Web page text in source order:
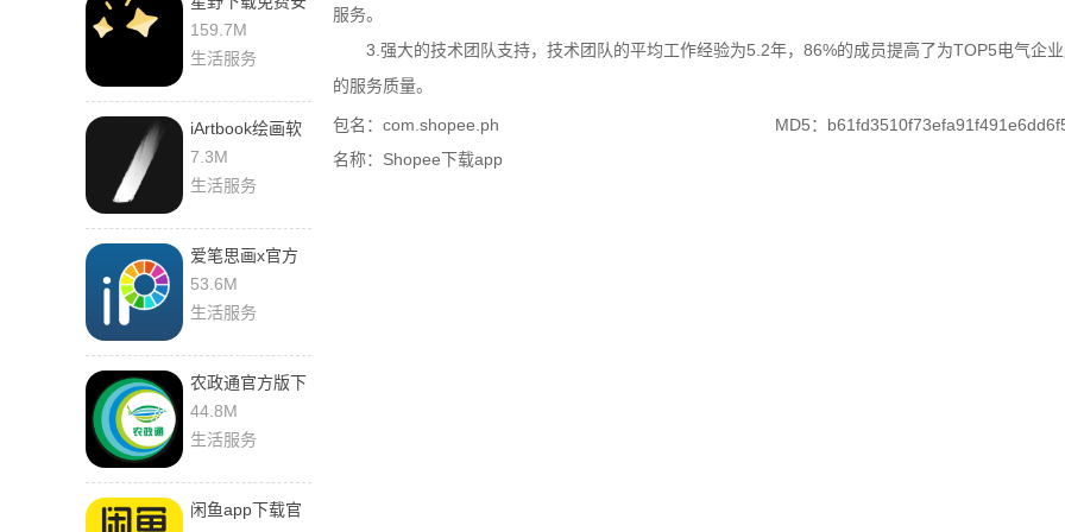
卓免登录
159.7M
生活服务
iArtbook绘画软
件下载
7.3M
生活服务
爱笔思画x官方
正版安装包
53.6M
生活服务
农政通官方版下
载
44.8M
生活服务
闲鱼app下载官
服务。
3.强大的技术团队支持，技术团队的平均工作经验为5.2年，86%的成员提高了为TOP5电气企业
的服务质量。
包名：com.shopee.ph
MD5：
名称：Shopee下载app